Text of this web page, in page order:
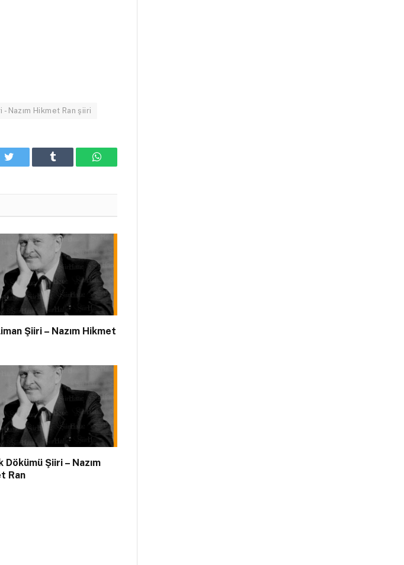
Nazım Hikmet Ran şiiri
Twitter Tumblr WhatsApp
Şiiri – Nazım Hikmet
Dökümü Şiiri – Nazım
Ran